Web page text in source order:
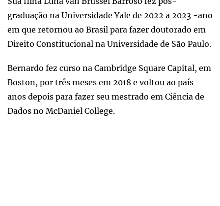
graduação na Universidade Yale de 2022 a 2023 -ano
em que retornou ao Brasil para fazer doutorado em
Direito Constitucional na Universidade de São Paulo.
Bernardo fez curso na Cambridge Square Capital, em
Boston, por três meses em 2018 e voltou ao país
anos depois para fazer seu mestrado em Ciência de
Dados no McDaniel College.